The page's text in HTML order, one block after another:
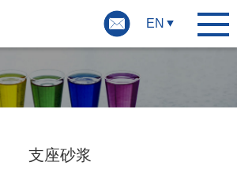
EN
支座砂浆